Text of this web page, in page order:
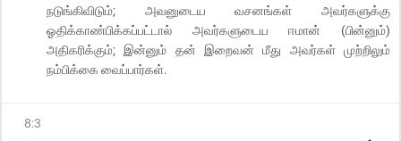
நடுங்கிவிடும்; அவனுடைய வசனங்கள் அவர்களுக்கு
ஓதிக்காண்பிக்கப்பட்டால் அவர்களுடைய ஈமான் (பின்னும்)
அதிகரிக்கும்; இன்னும் தன் இறைவன் மீது அவர்கள் முற்றிலும்
நம்பிக்கை வைப்பார்கள்.
8:3